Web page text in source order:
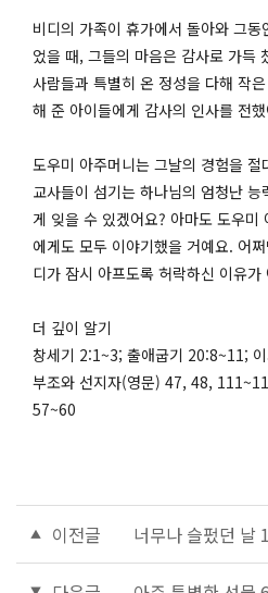
비디의 가족이 휴가에서 돌아와 그
었을 때, 그들의 마음은 감사로 가득
사람들과 특별히 온 정성을 다해 작
해 준 아이들에게 감사의 인사를 전
도우미 아주머니는 그날의 경험을
교사들이 섬기는 하나님의 엄청난
게 잊을 수 있겠어요? 아마도 도우미
에게도 모두 이야기했을 거예요. 어
디가 잠시 아프도록 허락하신 이유가
더 깊이 알기
창세기 2:1~3; 출애굽기 20:8~11;
부조와 선지자(영문) 47, 48,
57~60
이전글 너무나 슬펐던 날 1